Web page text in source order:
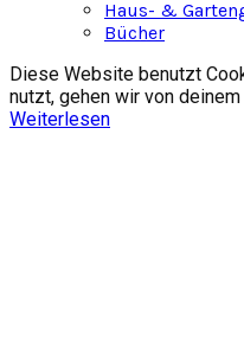
Haus- &
Bücher
Diese Website benutzt
nutzt, gehen wir von
Weiterlesen